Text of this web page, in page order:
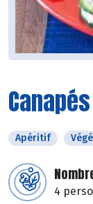
Apéritif
4